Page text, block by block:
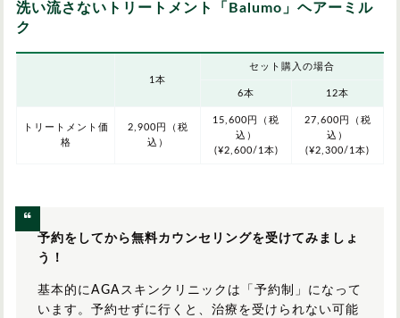
洗い流さないトリートメント「Balumo」ヘアーミル
ク
1本
セット購入の場合
6本 12本
トリートメント価
格
2,900円（税
込）
15,600円（税
込）
(¥2,600/1本)
27,600円（税
込）
(¥2,300/1本)
予約をしてから無料カウンセリングを受けてみましょ
う！
基本的にAGAスキンクリニックは「予約制」になって
います。予約せずに行くと、治療を受けられない可能